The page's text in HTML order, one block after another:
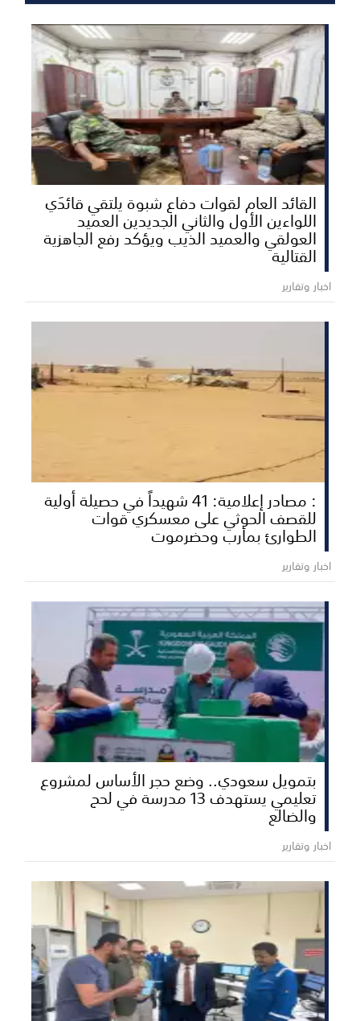
القائد العام لقوات دفاع شبوة يلتقي قائدَي
اللواءين الأول والثاني الجديدين العميد
العولقي والعميد الذيب ويؤكد رفع الجاهزية
القتالية
اخبار وتقارير
: مصادر إعلامية: 41 شهيداً في حصيلة أولية
للقصف الحوثي على معسكري قوات
الطوارئ بمأرب وحضرموت
اخبار وتقارير
بتمويل سعودي.. وضع حجر الأساس لمشروع
تعليمي يستهدف 13 مدرسة في لحج
والضالع
اخبار وتقارير